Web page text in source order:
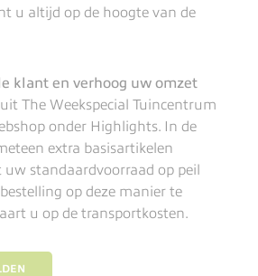
u altijd op de hoogte van de
klant en verhoog uw omzet
The Weekspecial Tuincentrum
onder Highlights. In de
extra basisartikelen
uw standaardvoorraad op peil
op deze manier te
u op de transportkosten.